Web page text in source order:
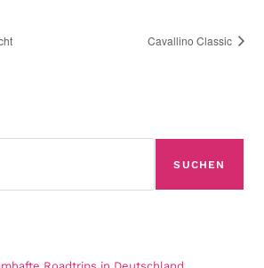
Cavallino Classic
SUCHEN